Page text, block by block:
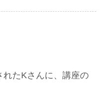
たKさんに、講座の